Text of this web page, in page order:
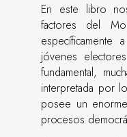
En este libro
factores del
específicamente
jóvenes
fundamental,
interpretada por
posee un
procesos